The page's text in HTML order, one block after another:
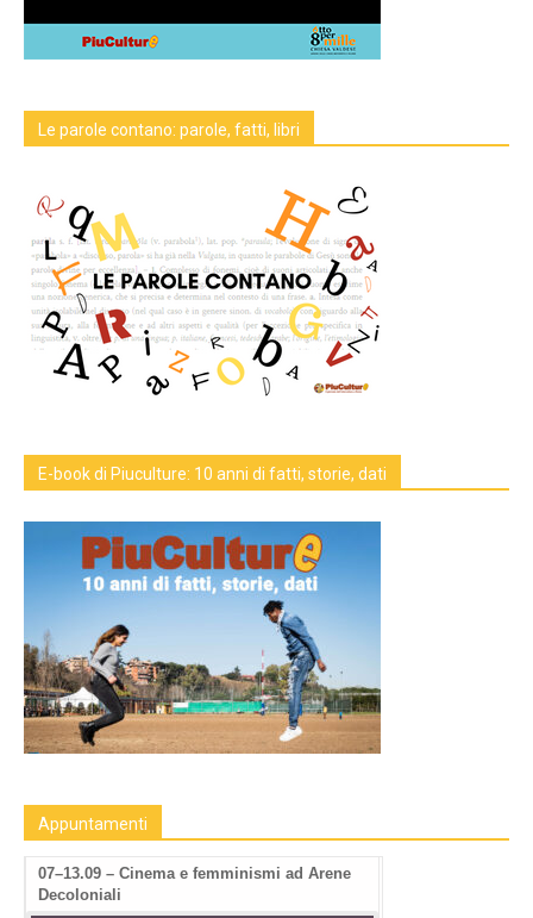
Le parole contano: parole, fatti, libri
E-book di Piuculture: 10 anni di fatti, storie, dati
Appuntamenti
07–13.09 – Cinema e femminismi ad Arene
Decoloniali